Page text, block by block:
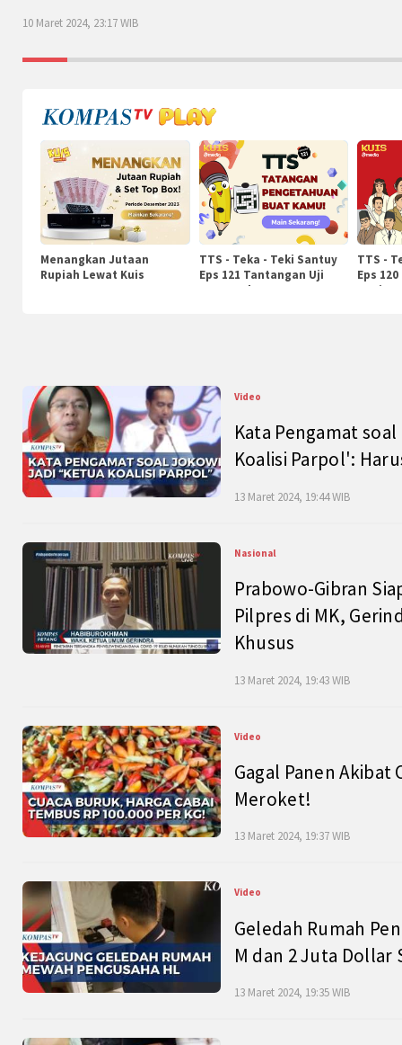
10 Maret 2024, 23:17 WIB
Menangkan Jutaan
Rupiah Lewat Kuis
TTS - Teka - Teki Santuy
Eps 121 Tantangan Uji
Pengetahuan
TTS -
Eps
Video
Kata Pengamat
Koalisi Parpol':
13 Maret 2024, 19:44 WIB
Nasional
Prabowo-Gibran
Pilpres di MK,
Khusus
13 Maret 2024, 19:43 WIB
Video
Gagal Panen Akibat
Meroket!
13 Maret 2024, 19:37 WIB
Video
Geledah Rumah
M dan 2 Juta Dollar
13 Maret 2024, 19:35 WIB